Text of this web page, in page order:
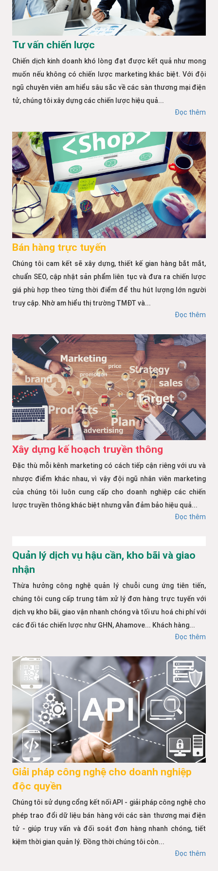
Tư vấn chiến lược
Chiến dịch kinh doanh khó lòng đạt được kết quả như mong
muốn nếu không có chiến lược marketing khác biệt. Với đội
ngũ chuyên viên am hiểu sâu sắc về các sàn thương mại điện
tử, chúng tôi xây dựng các chiến lược hiệu quả...
Đọc thêm
Bán hàng trực tuyến
Chúng tôi cam kết sẽ xây dựng, thiết kế gian hàng bắt mắt,
chuẩn SEO, cập nhật sản phẩm liên tục và đưa ra chiến lược
giá phù hợp theo từng thời điểm để thu hút lượng lớn người
truy cập. Nhờ am hiểu thị trường TMĐT và...
Đọc thêm
Xây dựng kế hoạch truyền thông
Đặc thù mỗi kênh marketing có cách tiếp cận riêng với ưu và
nhược điểm khác nhau, vì vậy đội ngũ nhân viên marketing
của chúng tôi luôn cung cấp cho doanh nghiệp các chiến
lược truyền thông khác biệt nhưng vẫn đảm bảo hiệu quả...
Đọc thêm
Quản lý dịch vụ hậu cần, kho bãi và giao
nhận
Thừa hưởng công nghệ quản lý chuỗi cung ứng tiên tiến,
chúng tôi cung cấp trung tâm xử lý đơn hàng trực tuyến với
dịch vụ kho bãi, giao vận nhanh chóng và tối ưu hoá chi phí với
các đối tác chiến lược như GHN, Ahamove... Khách hàng...
Đọc thêm
Giải pháp công nghệ cho doanh nghiệp
độc quyền
Chúng tôi sử dụng cổng kết nối API - giải pháp công nghệ cho
phép trao đổi dữ liệu bán hàng với các sàn thương mại điện
tử - giúp truy vấn và đối soát đơn hàng nhanh chóng, tiết
kiệm thời gian quản lý. Đồng thời chúng tôi còn...
Đọc thêm